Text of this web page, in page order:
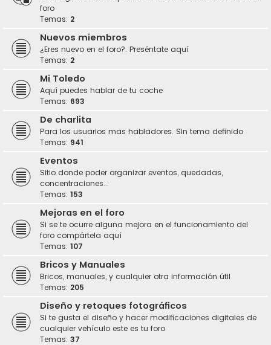
foro
Temas: 2
Nuevos miembros
¿Eres nuevo en el foro?. Preséntate aquí
Temas: 2
Mi Toledo
Aquí puedes hablar de tu coche
Temas: 693
De charlita
Para los usuarios mas habladores. Sin tema definido
Temas: 941
Eventos
Sitio donde poder organizar eventos, quedadas,
concentraciones...
Temas: 153
Mejoras en el foro
Si se te ocurre alguna mejora en el funcionamiento del
foro compártela aquí
Temas: 107
Bricos y Manuales
Bricos, manuales, y cualquier otra información útil
Temas: 205
Diseño y retoques fotográficos
Si te gusta el diseño y hacer modificaciones digitales de
cualquier vehículo este es tu foro
Temas: 37